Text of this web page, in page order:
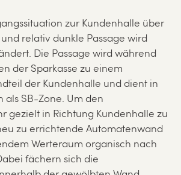
zur Kundenhalle über
relativ dunkle Passage wird
Die Passage wird während
der Sparkasse zu einem
der Kundenhalle und dient in
als SB-Zone. Um den
gezielt in Richtung Kundenhalle zu
zu errichtende Automatenwand
Werteraum organisch nach
fächern sich die